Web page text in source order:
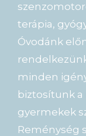
terápia,
Óvodánk
minden
biztosítunk a
gyermekek
Reménység